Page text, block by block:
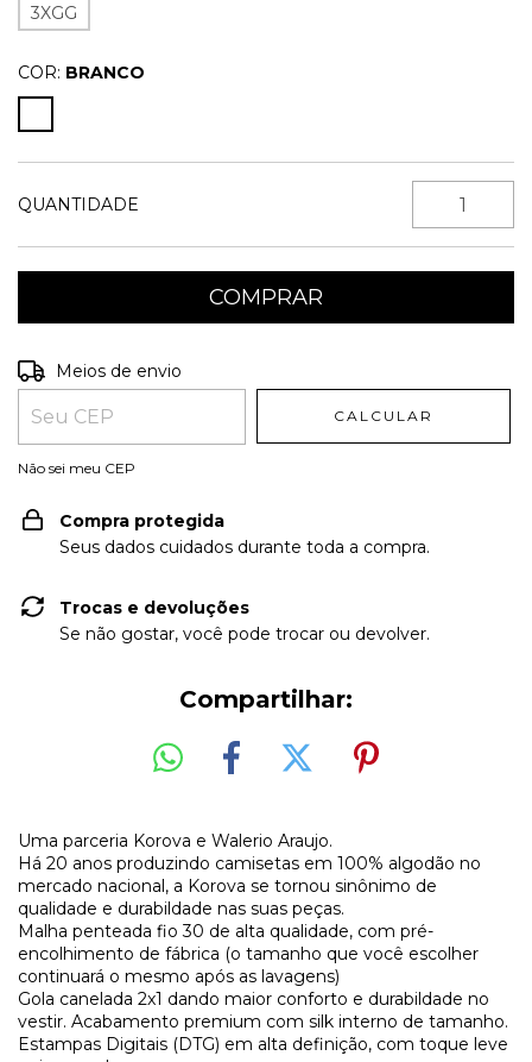
3XGG
COR: BRANCO
QUANTIDADE
Entregas para o CEP:
Meios de envio
CALCULAR
Não sei meu CEP
Compra protegida
Seus dados cuidados durante toda a compra.
Trocas e devoluções
Se não gostar, você pode trocar ou devolver.
Compartilhar:
Uma parceria Korova e Walerio Araujo.
Há 20 anos produzindo camisetas em 100% algodão no
mercado nacional, a Korova se tornou sinônimo de
qualidade e durabildade nas suas peças.
Malha penteada fio 30 de alta qualidade, com pré-
encolhimento de fábrica (o tamanho que você escolher
continuará o mesmo após as lavagens)
Gola canelada 2x1 dando maior conforto e durabildade no
vestir. Acabamento premium com silk interno de tamanho.
Estampas Digitais (DTG) em alta definição, com toque leve